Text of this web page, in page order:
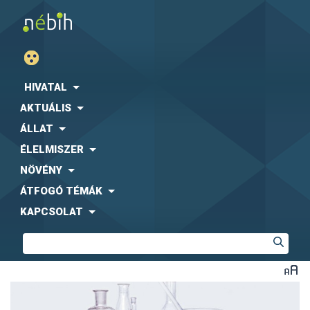
HIVATAL
AKTUÁLIS
ÁLLAT
ÉLELMISZER
NÖVÉNY
ÁTFOGÓ TÉMÁK
KAPCSOLAT